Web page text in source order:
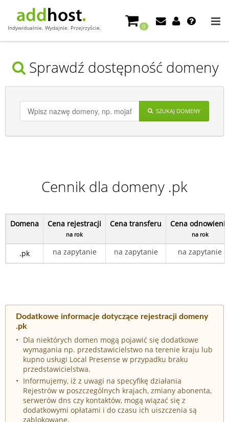
Indywidualnie. Wydajnie. Przejrzyście. 0
Sprawdź dostępność domeny
SZUKAJ DOMENY
Cennik dla domeny .pk
Domena Cena rejestracji
na rok
Cena transferu Cena odnowienia
na rok
.pk na zapytanie na zapytanie na zapytanie
Dodatkowe informacje dotyczące rejestracji domeny
.pk
Dla niektórych domen mogą pojawić się dodatkowe
wymagania np. przedstawicielstwo na terenie kraju lub
kupno usługi Local Presense w przypadku braku
przedstawicielstwa.
Informujemy, iż z uwagi na specyfikę działania
Rejestrów w poszczególnych krajach, zmiany abonenta,
serwerów dns czy kontaktów, mogą wiązać się z
dodatkowymi opłatami i do czasu ich uiszczenia są
zablokowane.